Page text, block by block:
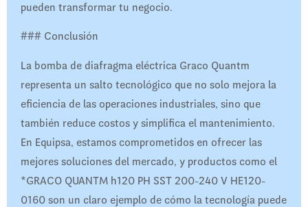
pueden transformar tu negocio.
### Conclusión
La bomba de diafragma eléctrica Graco Quantm
representa un salto tecnológico que no solo mejora la
eficiencia de las operaciones industriales, sino que
también reduce costos y simplifica el mantenimiento.
En Equipsa, estamos comprometidos en ofrecer las
mejores soluciones del mercado, y productos como el
*GRACO QUANTM h120 PH SST 200-240 V HE120-
0160 son un claro ejemplo de cómo la tecnología puede